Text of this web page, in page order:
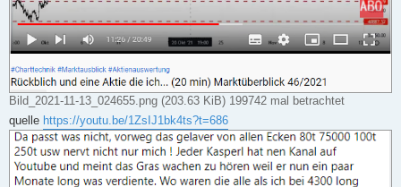
Bild_2021-11-13_024655.png (203.63 KiB) 199742 mal betrachtet
quelle https://youtu.be/1ZsIJ1bk4ts?t=686